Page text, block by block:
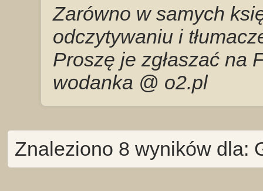
Zarówno w samych
odczytywaniu i
Proszę je zgłaszać na
wodanka @ o2.pl
Znaleziono 8 wyników dla: